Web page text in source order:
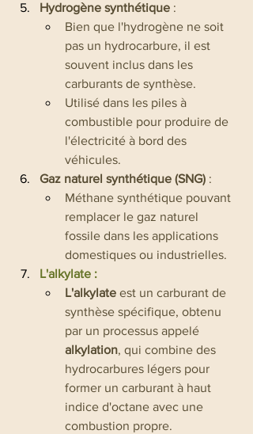
Hydrogène synthétique :
Bien que l'hydrogène ne soit
pas un hydrocarbure, il est
souvent inclus dans les
carburants de synthèse.
Utilisé dans les piles à
combustible pour produire de
l'électricité à bord des
véhicules.
Gaz naturel synthétique (SNG) :
Méthane synthétique pouvant
remplacer le gaz naturel
fossile dans les applications
domestiques ou industrielles.
L'alkylate :
L'alkylate est un carburant de
synthèse spécifique, obtenu
par un processus appelé
alkylation, qui combine des
hydrocarbures légers pour
former un carburant à haut
indice d'octane avec une
combustion propre.